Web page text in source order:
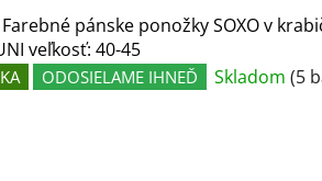
Farebné pánske ponožky SOXO v
veľkosť: 40-45
ODOSIELAME IHNEĎ Skladom (5